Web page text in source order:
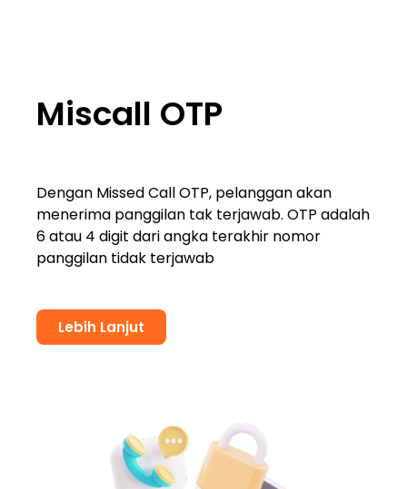
Miscall OTP
Dengan Missed Call OTP, pelanggan akan
menerima panggilan tak terjawab. OTP adalah
6 atau 4 digit dari angka terakhir nomor
panggilan tidak terjawab
Lebih Lanjut